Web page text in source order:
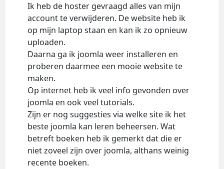
Ik heb de hoster gevraagd alles van mijn
account te verwijderen. De website heb ik
op mijn laptop staan en kan ik zo opnieuw
uploaden.
Daarna ga ik joomla weer installeren en
proberen daarmee een mooie website te
maken.
Op internet heb ik veel info gevonden over
joomla en ook veel tutorials.
Zijn er nog suggesties via welke site ik het
beste joomla kan leren beheersen. Wat
betreft boeken heb ik gemerkt dat die er
niet zoveel zijn over joomla, althans weinig
recente boeken.